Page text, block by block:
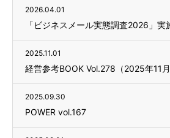
2026.04.01
「ビジネスメール実態調査2026」実
2025.11.01
経営参考BOOK Vol.278（2025年11月
2025.09.30
POWER vol.167